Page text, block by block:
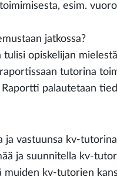
esim.
jatkossa?
opiskelijan
tutorina
palautetaan
ja vastuunsa kv-tutorina
ja suunnitella kv-
muiden kv-tutorien